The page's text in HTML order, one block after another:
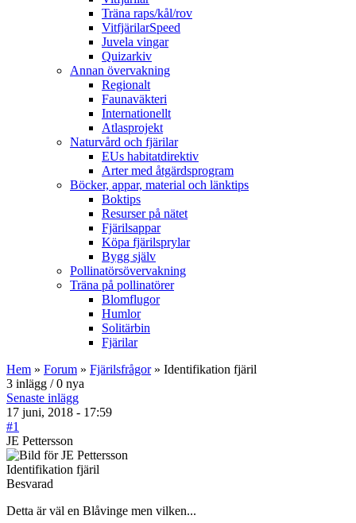
Träna raps/kål/rov
VitfjärilarSpeed
Juvela vingar
Quizarkiv
Annan övervakning
Regionalt
Faunaväkteri
Internationellt
Atlasprojekt
Naturvård och fjärilar
EUs habitatdirektiv
Arter med åtgärdsprogram
Böcker, appar, material och länktips
Boktips
Resurser på nätet
Fjärilsappar
Köpa fjärilsprylar
Bygg själv
Pollinatörsövervakning
Träna på pollinatörer
Blomflugor
Humlor
Solitärbin
Fjärilar
Hem » Forum » Fjärilsfrågor» Identifikation fjäril
3 inlägg / 0 nya
Senaste inlägg
17 juni, 2018 - 17:59
#1
JE Pettersson
Identifikation fjäril
Besvarad
Detta är väl en Blåvinge men vilken...